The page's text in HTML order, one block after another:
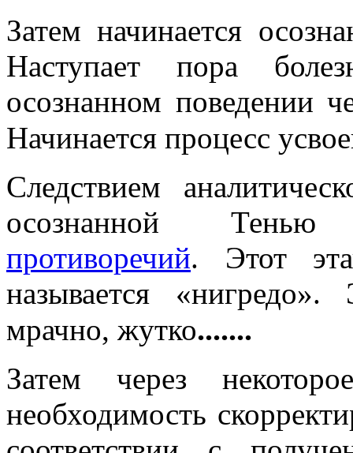
Затем начинается
Наступает пора
осознанном поведении
Начинается процесс
Следствием
осознанной Тенью
противоречий. Этот
называется
мрачно, жутко.......
Затем через
необходимость